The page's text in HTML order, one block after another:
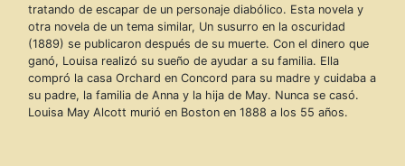
tratando de escapar de un personaje diabólico. Esta novela y
otra novela de un tema similar, Un susurro en la oscuridad
(1889) se publicaron después de su muerte. Con el dinero que
ganó, Louisa realizó su sueño de ayudar a su familia. Ella
compró la casa Orchard en Concord para su madre y cuidaba a
su padre, la familia de Anna y la hija de May. Nunca se casó.
Louisa May Alcott murió en Boston en 1888 a los 55 años.